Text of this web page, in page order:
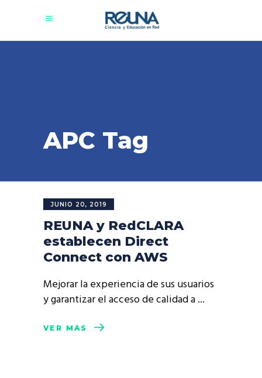
APC Tag
JUNIO 20, 2019
REUNA y RedCLARA
establecen Direct
Connect con AWS
Mejorar la experiencia de sus usuarios
y garantizar el acceso de calidad a
VER MÁS